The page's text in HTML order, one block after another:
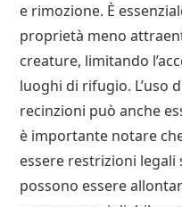
e rimozione. È
proprietà meno
creature, limitando
luoghi di rifugio. L’uso
recinzioni può anche
è importante notare
essere restrizioni
possono essere